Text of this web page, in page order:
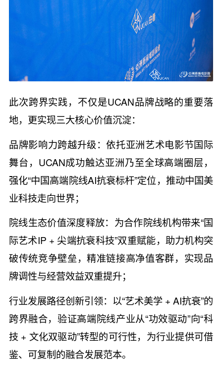
此次跨界实践，不仅是UCAN品牌战略的重要落
地，更实现三大核心价值沉淀：
品牌影响力跨越升级：依托亚洲艺术电影节国际
舞台，UCAN成功触达亚洲乃至全球高端圈层，
强化“中国高端院线AI抗衰标杆”定位，推动中国美
业科技走向世界；
院线生态价值深度释放：为合作院线机构带来“国
际艺术IP + 尖端抗衰科技”双重赋能，助力机构突
破传统竞争壁垒，精准链接高净值客群，实现品
牌调性与经营效益双重提升；
行业发展路径创新引领：以“艺术美学 + AI抗衰”的
跨界融合，验证高端院线产业从“功效驱动”向“科
技 + 文化双驱动”转型的可行性，为行业提供可借
鉴、可复制的融合发展范本。